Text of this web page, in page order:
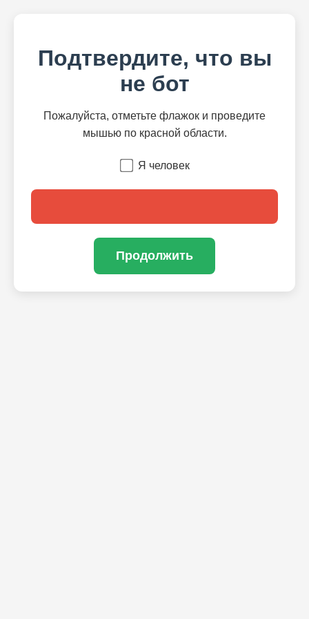
Подтвердите, что вы
не бот
Пожалуйста, отметьте флажок и проведите
мышью по красной области.
Я человек
Продолжить